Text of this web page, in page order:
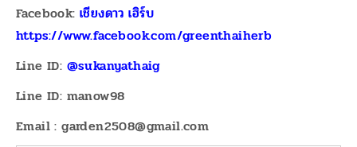
Facebook:เชียงดาว เฮิร์บ
https://www.facebook.com/greenthaiherb
Line ID: @sukanyathaig
Line ID: manow98
Email : garden2508@gmail.com